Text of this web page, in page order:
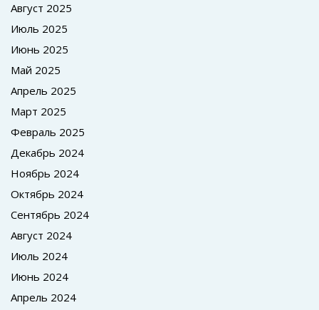
Август 2025
Июль 2025
Июнь 2025
Май 2025
Апрель 2025
Март 2025
Февраль 2025
Декабрь 2024
Ноябрь 2024
Октябрь 2024
Сентябрь 2024
Август 2024
Июль 2024
Июнь 2024
Апрель 2024